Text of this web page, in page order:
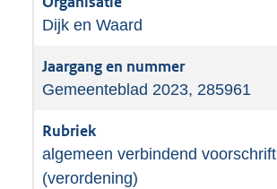
Dijk en Waard
Gemeenteblad 2023, 285961
algemeen verbindend voorschrift
(verordening)